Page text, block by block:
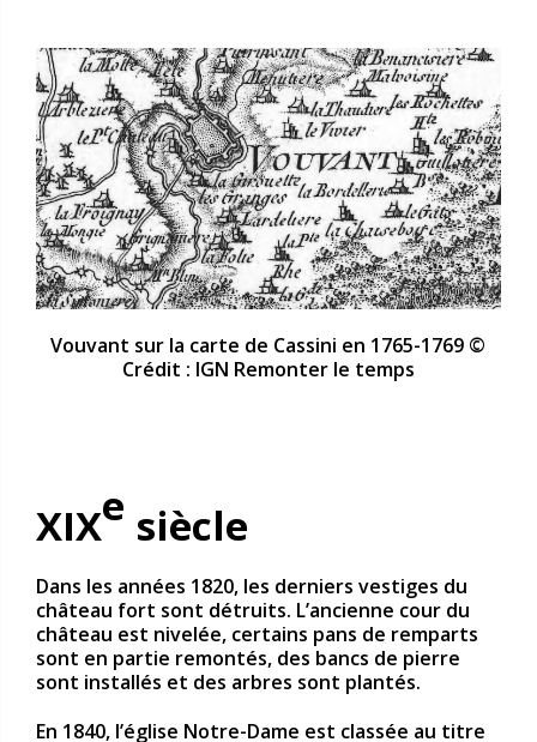
Vouvant sur la carte de Cassini en 1765-1769 ©
Crédit : IGN Remonter le temps
XIXe siècle
Dans les années 1820, les derniers vestiges du
château fort sont détruits. L’ancienne cour du
château est nivelée, certains pans de remparts
sont en partie remontés, des bancs de pierre
sont installés et des arbres sont plantés.
En 1840, l’église Notre-Dame est classée au titre